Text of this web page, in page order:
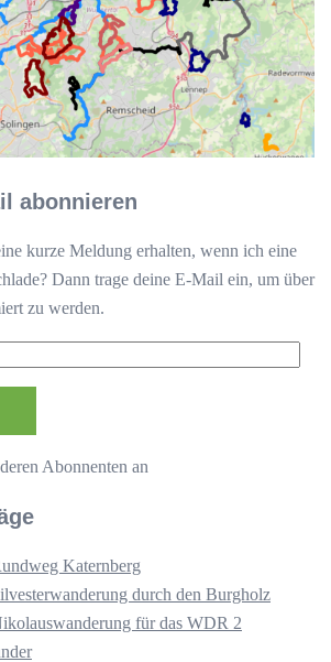
abonnieren
kurze Meldung erhalten, wenn ich eine
Dann trage deine E-Mail ein, um über
zu werden.
Abonnenten an
Katernberg
durch den Burgholz
für das WDR 2